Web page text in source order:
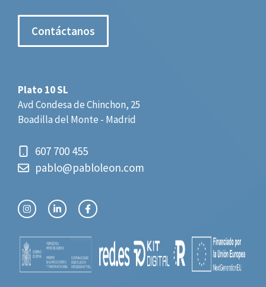
Contáctanos
Plato 10 SL
Avd Condesa de Chinchon, 25
Boadilla del Monte - Madrid
607 700 455
pablo@pabloleon.com